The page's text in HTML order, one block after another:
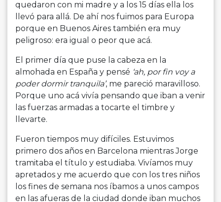
quedaron con mi madre y a los 15 días ella los
llevó para allá. De ahí nos fuimos para Europa
porque en Buenos Aires también era muy
peligroso: era igual o peor que acá.
El primer día que puse la cabeza en la
almohada en España y pensé ‘ah, por fin voy a
poder dormir tranquila’, me pareció maravilloso.
Porque uno acá vivía pensando que iban a venir
las fuerzas armadas a tocarte el timbre y
llevarte.
Fueron tiempos muy difíciles. Estuvimos
primero dos años en Barcelona mientras Jorge
tramitaba el título y estudiaba. Vivíamos muy
apretados y me acuerdo que con los tres niños
los fines de semana nos íbamos a unos campos
en las afueras de la ciudad donde iban muchos